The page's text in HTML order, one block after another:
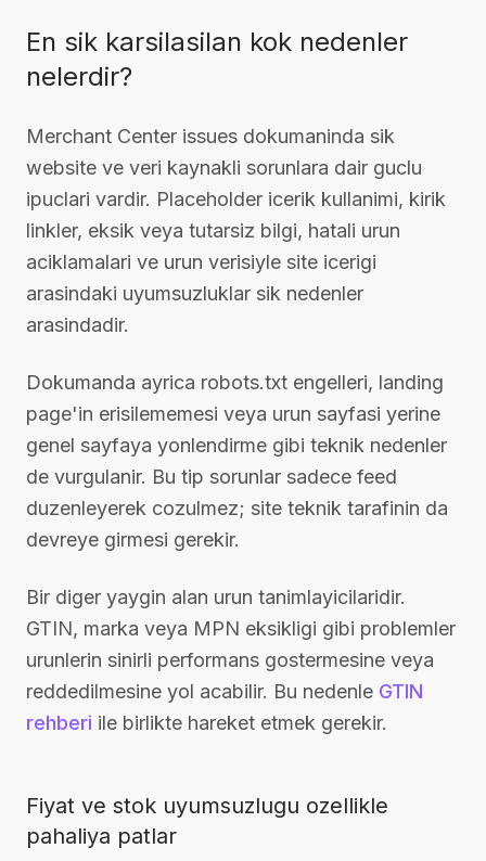
En sik karsilasilan kok nedenler
nelerdir?
Merchant Center issues dokumaninda sik
website ve veri kaynakli sorunlara dair guclu
ipuclari vardir. Placeholder icerik kullanimi, kirik
linkler, eksik veya tutarsiz bilgi, hatali urun
aciklamalari ve urun verisiyle site icerigi
arasindaki uyumsuzluklar sik nedenler
arasindadir.
Dokumanda ayrica robots.txt engelleri, landing
page'in erisilememesi veya urun sayfasi yerine
genel sayfaya yonlendirme gibi teknik nedenler
de vurgulanir. Bu tip sorunlar sadece feed
duzenleyerek cozulmez; site teknik tarafinin da
devreye girmesi gerekir.
Bir diger yaygin alan urun tanimlayicilaridir.
GTIN, marka veya MPN eksikligi gibi problemler
urunlerin sinirli performans gostermesine veya
reddedilmesine yol acabilir. Bu nedenle GTIN
rehberi ile birlikte hareket etmek gerekir.
Fiyat ve stok uyumsuzlugu ozellikle
pahaliya patlar